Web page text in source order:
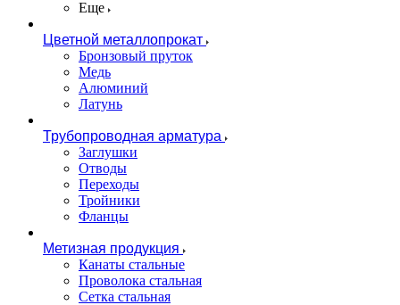
Еще
Цветной металлопрокат
Бронзовый пруток
Медь
Алюминий
Латунь
Трубопроводная арматура
Заглушки
Отводы
Переходы
Тройники
Фланцы
Метизная продукция
Канаты стальные
Проволока стальная
Сетка стальная